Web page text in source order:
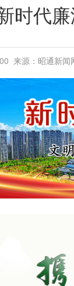
时代
来源：昭通新闻